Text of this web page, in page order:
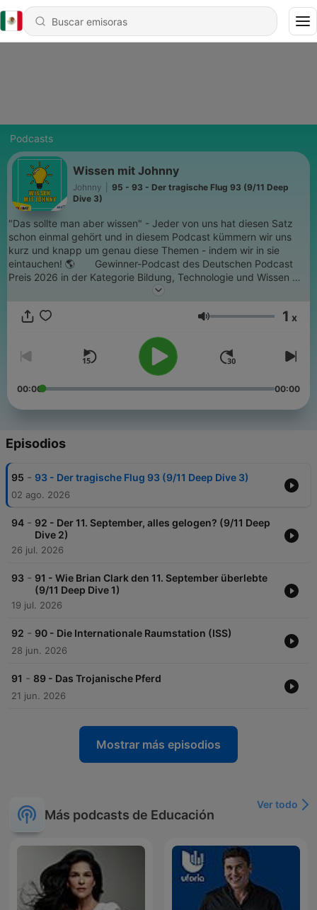
Podcasts
Wissen mit Johnny
Johnny
95 - 93 - Der tragische Flug 93 (9/11 Deep
Dive 3)
ㅤㅤ"Das sollte man aber wissen" - Jeder von uns hat diesen Satz
schon einmal gehört und in diesem Podcast kümmern wir uns
kurz und knapp um genau diese Themen - indem wir in sie
eintauchen! 🌎 ⠀⠀ Gewinner-Podcast des Deutschen Podcast
Preis 2026 in der Kategorie Bildung, Technologie und Wissen 🧠
⠀ Videos in Kurzform:
kontakt@wissenmitjohnny.de ⠀ "Wissen mit Johnny" ist eine Co-
Produktion von Fritz und Team Johnny.
Volumen 1 x
00:00 00:00
Episodios
95 - 93 - Der tragische Flug 93 (9/11 Deep Dive 3)
02 ago. 2026
94 - 92 - Der 11. September, alles gelogen? (9/11 Deep
Dive 2)
26 jul. 2026
93 - 91 - Wie Brian Clark den 11. September überlebte
(9/11 Deep Dive 1)
19 jul. 2026
92 - 90 - Die Internationale Raumstation (ISS)
28 jun. 2026
91 - 89 - Das Trojanische Pferd
21 jun. 2026
Mostrar más episodios
Más podcasts de Educación
Ver todo